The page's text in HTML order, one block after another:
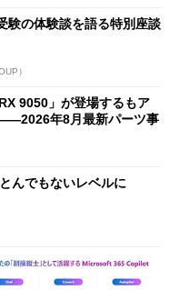
験の体験談を語る特別座談
）
9050」が登場するもア
年8月最新パーツ事
んでもないレベルに